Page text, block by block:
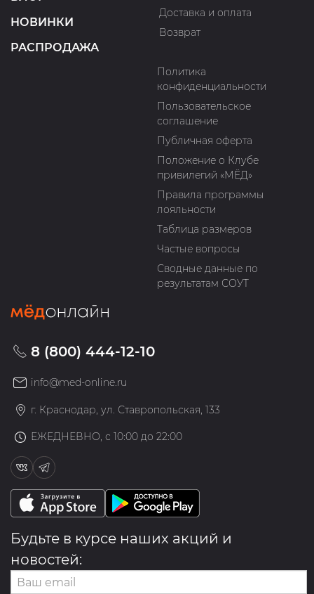
НОВИНКИ
РАСПРОДАЖА
Доставка и оплата
Возврат
Политика
конфиденциальности
Пользовательское
соглашение
Публичная оферта
Положение о Клубе
привилегий «МЁД»
Правила программы
лояльности
Таблица размеров
Частые вопросы
Сводные данные по
результатам СОУТ
8 (800) 444-12-10
info@med-online.ru
г. Краснодар, ул. Ставропольская, 133
ЕЖЕДНЕВНО, с 10:00 до 22:00
Будьте в курсе наших акций и
новостей: